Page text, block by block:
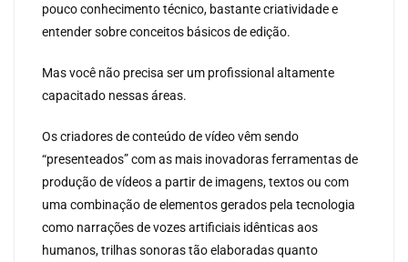
pouco conhecimento técnico, bastante criatividade e
entender sobre conceitos básicos de edição.
Mas você não precisa ser um profissional altamente
capacitado nessas áreas.
Os criadores de conteúdo de vídeo vêm sendo
“presenteados” com as mais inovadoras ferramentas de
produção de vídeos a partir de imagens, textos ou com
uma combinação de elementos gerados pela tecnologia
como narrações de vozes artificiais idênticas aos
humanos, trilhas sonoras tão elaboradas quanto